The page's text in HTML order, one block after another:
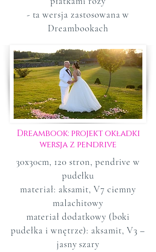
- ta wersja zastosowana w
Dreambookach
Dreambook: projekt okładki
wersja z pendrive
30x30cm, 120 stron, pendrive w
pudełku
materiał: aksamit, V7 ciemny
malachitowy
materiał dodatkowy (boki
pudełka i wnętrze): aksamit, V3 –
jasny szary